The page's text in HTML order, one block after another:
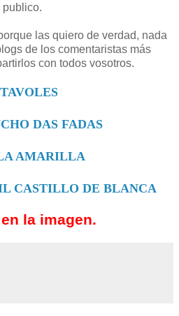
publico.
las quiero de verdad, nada
de los comentaristas más
con todos vosotros.
DAS FADAS
AMARILLA
CASTILLO DE BLANCA
la imagen.